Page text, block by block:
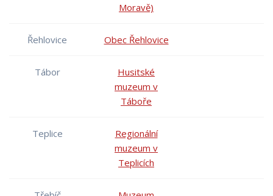
Moravě)
Řehlovice Obec Řehlovice
Tábor
Husitské
muzeum v
Táboře
Teplice
Regionální
muzeum v
Teplicích